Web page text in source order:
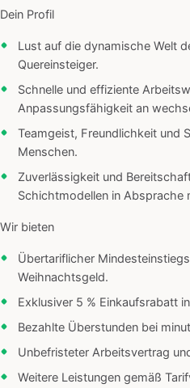
Dein Profil
Lust auf die dynamische Welt
Quereinsteiger.
Schnelle und effiziente
Anpassungsfähigkeit an
Teamgeist, Freundlichkeit und
Menschen.
Zuverlässigkeit und
Schichtmodellen in Absprache
Wir bieten
Übertariflicher
Weihnachtsgeld.
Exklusiver 5 % Einkaufsrabatt
Bezahlte Überstunden bei
Unbefristeter Arbeitsvertrag
Weitere Leistungen gemäß